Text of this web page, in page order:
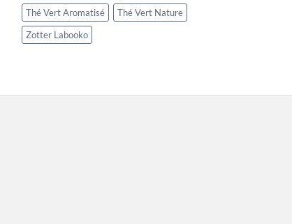
Thé Vert Aromatisé
Thé Vert Nature
Zotter Labooko